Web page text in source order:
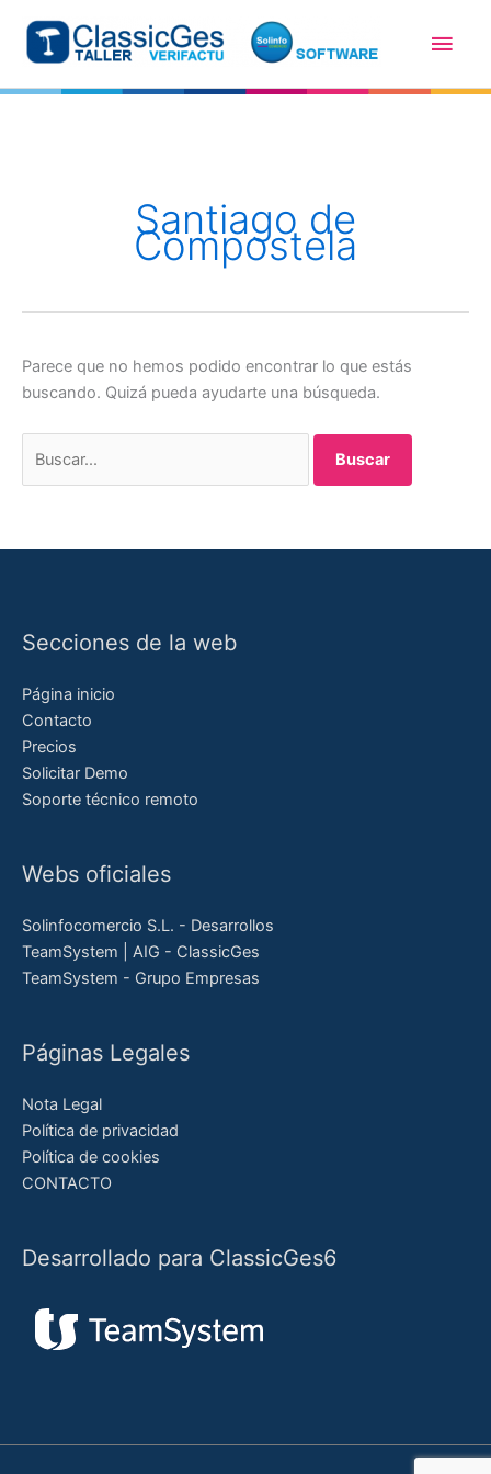
contenido
Santiago de
Compostela
Parece que no hemos podido encontrar lo que estás
buscando. Quizá pueda ayudarte una búsqueda.
por:
Secciones de la web
Página inicio
Contacto
Precios
Solicitar Demo
Soporte técnico remoto
Webs oficiales
Solinfocomercio S.L. - Desarrollos
TeamSystem | AIG - ClassicGes
TeamSystem - Grupo Empresas
Páginas Legales
Nota Legal
Política de privacidad
Política de cookies
CONTACTO
Desarrollado para ClassicGes6